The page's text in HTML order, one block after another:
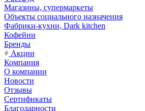
Магазины, супермаркеты
Объекты социального назначения
Фабрики-кухни, Dark kitchen
Кофейни
Бренды
Акции
Компания
О компании
Новости
Отзывы
Сертификаты
Благодарности